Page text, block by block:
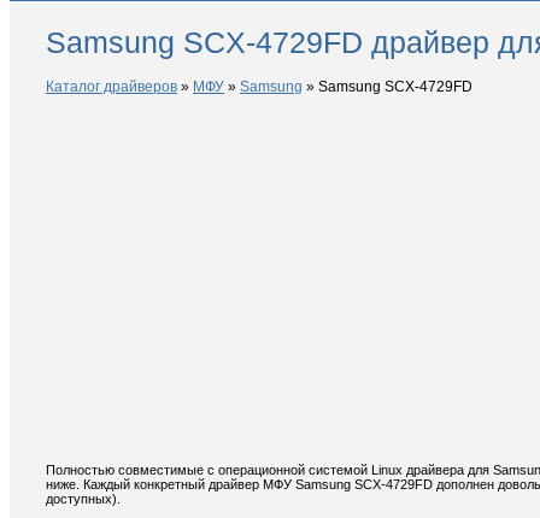
Samsung SCX-4729FD драйвер
Каталог драйверов » МФУ » Samsung » Samsung SCX-4729FD
Полностью совместимые с операционной системой Linux драйвера для
ниже. Каждый конкретный драйвер МФУ Samsung SCX-4729FD дополнен
доступных).